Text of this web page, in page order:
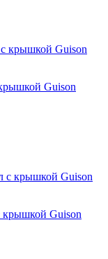
Guison
крышкой Guison